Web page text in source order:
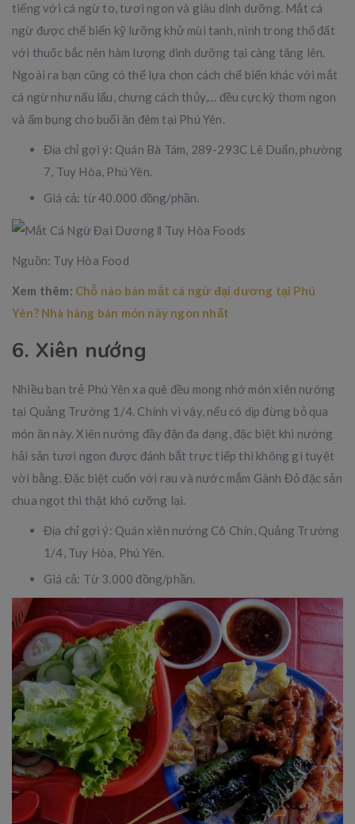
tiếng với cá ngừ to, tươi ngon và giàu dinh dưỡng. Mắt cá
ngừ được chế biến kỹ lưỡng khử mùi tanh, ninh trong thố đất
với thuốc bắc nên hàm lượng dinh dưỡng tại càng tăng lên.
Ngoài ra bạn cũng có thể lựa chọn cách chế biến khác với mắt
cá ngừ như nấu lẩu, chưng cách thủy,… đều cực kỳ thơm ngon
và ấm bụng cho buổi ăn đêm tại Phú Yên.
Địa chỉ gợi ý: Quán Bà Tám, 289-293C Lê Duẩn, phường
7, Tuy Hòa, Phú Yên.
Giá cả: từ 40.000 đồng/phần.
Nguồn: Tuy Hòa Food
Xem thêm: Chỗ nào bán mắt cá ngừ đại dương tại Phú
Yên? Nhà hàng bán món này ngon nhất
6. Xiên nướng
Nhiều bạn trẻ Phú Yên xa quê đều mong nhớ món xiên nướng
tại Quảng Trường 1/4. Chính vì vậy, nếu có dịp đừng bỏ qua
món ăn này. Xiên nướng đầy đặn đa dạng, đặc biệt khi nướng
hải sản tươi ngon được đánh bắt trực tiếp thì không gì tuyệt
vời bằng. Đặc biệt cuốn với rau và nước mắm Gành Đỏ đặc sản
chua ngọt thì thật khó cưỡng lại.
Địa chỉ gợi ý: Quán xiên nướng Cô Chín, Quảng Trường
1/4, Tuy Hòa, Phú Yên.
Giá cả: Từ 3.000 đồng/phần.